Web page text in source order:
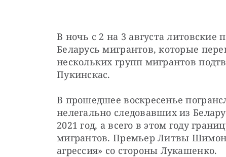
В ночь с 2 на 3 августа
Беларусь мигрантов, которые
нескольких групп мигрантов
Пукинскас.
В прошедшее воскресенье
нелегально следовавших из
2021 год, а всего в этом году
мигрантов. Премьер Литвы
агрессия» со стороны Лукашенко.